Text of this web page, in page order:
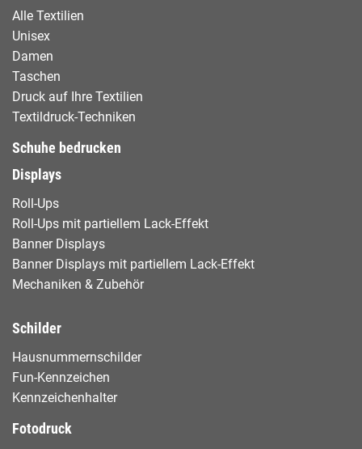
Alle Textilien
Unisex
Damen
Taschen
Druck auf Ihre Textilien
Textildruck-Techniken
Schuhe bedrucken
Displays
Roll-Ups
Roll-Ups mit partiellem Lack-Effekt
Banner Displays
Banner Displays mit partiellem Lack-Effekt
Mechaniken & Zubehör
Schilder
Hausnummernschilder
Fun-Kennzeichen
Kennzeichenhalter
Fotodruck